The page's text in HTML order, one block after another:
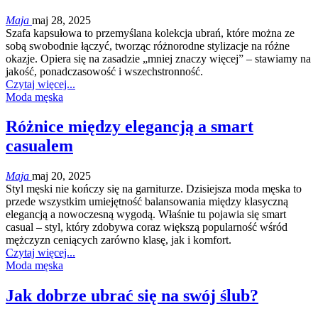
Maja maj 28, 2025
Szafa kapsułowa to przemyślana kolekcja ubrań, które można ze
sobą swobodnie łączyć, tworząc różnorodne stylizacje na różne
okazje. Opiera się na zasadzie „mniej znaczy więcej” – stawiamy na
jakość, ponadczasowość i wszechstronność.
Czytaj więcej...
Moda męska
Różnice między elegancją a smart
casualem
Maja maj 20, 2025
Styl męski nie kończy się na garniturze. Dzisiejsza moda męska to
przede wszystkim umiejętność balansowania między klasyczną
elegancją a nowoczesną wygodą. Właśnie tu pojawia się smart
casual – styl, który zdobywa coraz większą popularność wśród
mężczyzn ceniących zarówno klasę, jak i komfort.
Czytaj więcej...
Moda męska
Jak dobrze ubrać się na swój ślub?